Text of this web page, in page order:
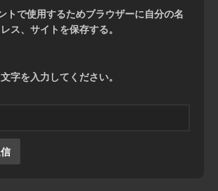
トで使用するためブラウザーに自分の名
ス、サイトを保存する。
字を入力してください。